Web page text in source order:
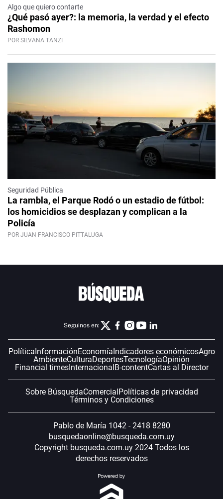
Algo que quiero contarte
¿Qué pasó ayer?: la memoria, la verdad y el efecto
Rashomon
POR SILVANA TANZI
Seguridad Pública
La rambla, el Parque Rodó o un estadio de fútbol:
los homicidios se desplazan y complican a la
Policía
POR JUAN FRANCISCO PITTALUGA
Seguinos en:
Política InformaciónEconomía Indicadores económicosAgro
AmbienteCulturaDeportesTecnologíaOpinión
Financial timesInternacional B-contentCartas al Director
Sobre BúsquedaComercial Políticas de privacidad
Términos y Condiciones
Pablo de María 1042 - 2418 8280
busquedaonline@busqueda.com.uy
Copyright busqueda.com.uy 2024 Todos los
derechos reservados